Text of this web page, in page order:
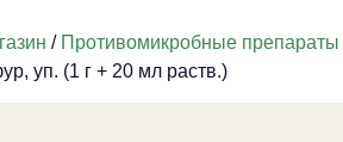
/ Противомикробные препараты
уп. (1 г + 20 мл раств.)